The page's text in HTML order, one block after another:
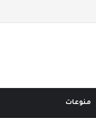
منوعات